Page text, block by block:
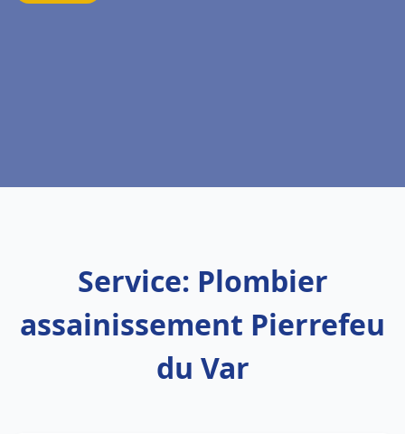
Service: Plombier
assainissement Pierrefeu
du Var